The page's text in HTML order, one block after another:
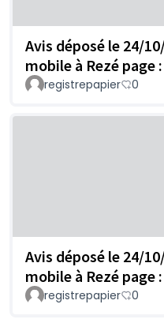
Avis déposé le 24/
mobile à Rezé page
registrepapier 0
Avis déposé le 24/
mobile à Rezé page
registrepapier 0